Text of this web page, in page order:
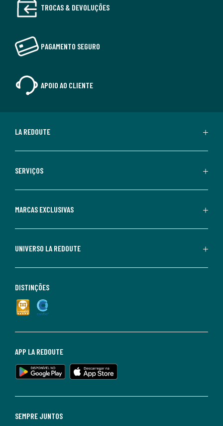
TROCAS & DEVOLUÇÕES
PAGAMENTO SEGURO
APOIO AO CLIENTE
LA REDOUTE
SERVIÇOS
MARCAS EXCLUSIVAS
UNIVERSO LA REDOUTE
SEMPRE JUNTOS
APP LA REDOUTE
DISTINÇÕES